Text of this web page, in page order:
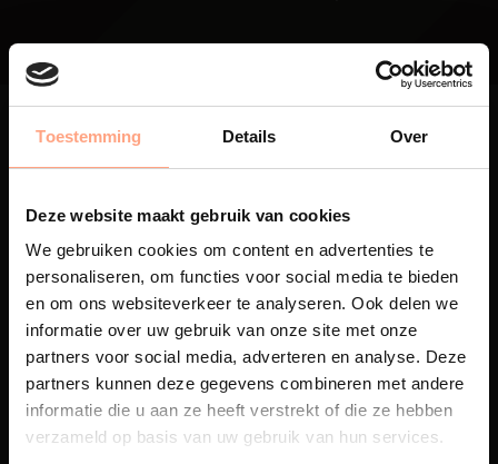
Toestemming Details Over
Deze website maakt gebruik van cookies
We gebruiken cookies om content en advertenties te
personaliseren, om functies voor social media te bieden
en om ons websiteverkeer te analyseren. Ook delen we
informatie over uw gebruik van onze site met onze
partners voor social media, adverteren en analyse. Deze
partners kunnen deze gegevens combineren met andere
informatie die u aan ze heeft verstrekt of die ze hebben
verzameld op basis van uw gebruik van hun services.
Maatwerk
Een exclusieve handgemaakte
beleving, waar Nederlands
vakmanschap en design
samenkomen.